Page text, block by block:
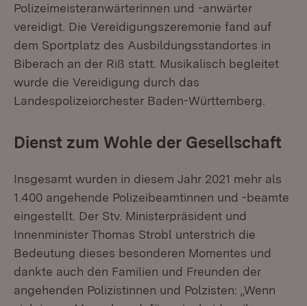
Polizeimeisteranwärterinnen und -anwärter
vereidigt. Die Vereidigungszeremonie fand auf
dem Sportplatz des Ausbildungsstandortes in
Biberach an der Riß statt. Musikalisch begleitet
wurde die Vereidigung durch das
Landespolizeiorchester Baden-Württemberg.
Dienst zum Wohle der Gesellschaft
Insgesamt wurden in diesem Jahr 2021 mehr als
1.400 angehende Polizeibeamtinnen und -beamte
eingestellt. Der Stv. Ministerpräsident und
Innenminister Thomas Strobl unterstrich die
Bedeutung dieses besonderen Momentes und
dankte auch den Familien und Freunden der
angehenden Polizistinnen und Polzisten: „Wenn